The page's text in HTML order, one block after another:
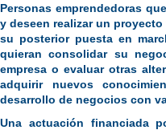
Personas emprendedoras
y deseen realizar un
su posterior puesta en
quieran consolidar su
empresa o evaluar otras
adquirir nuevos
desarrollo de negocios con
Una actuación financiada